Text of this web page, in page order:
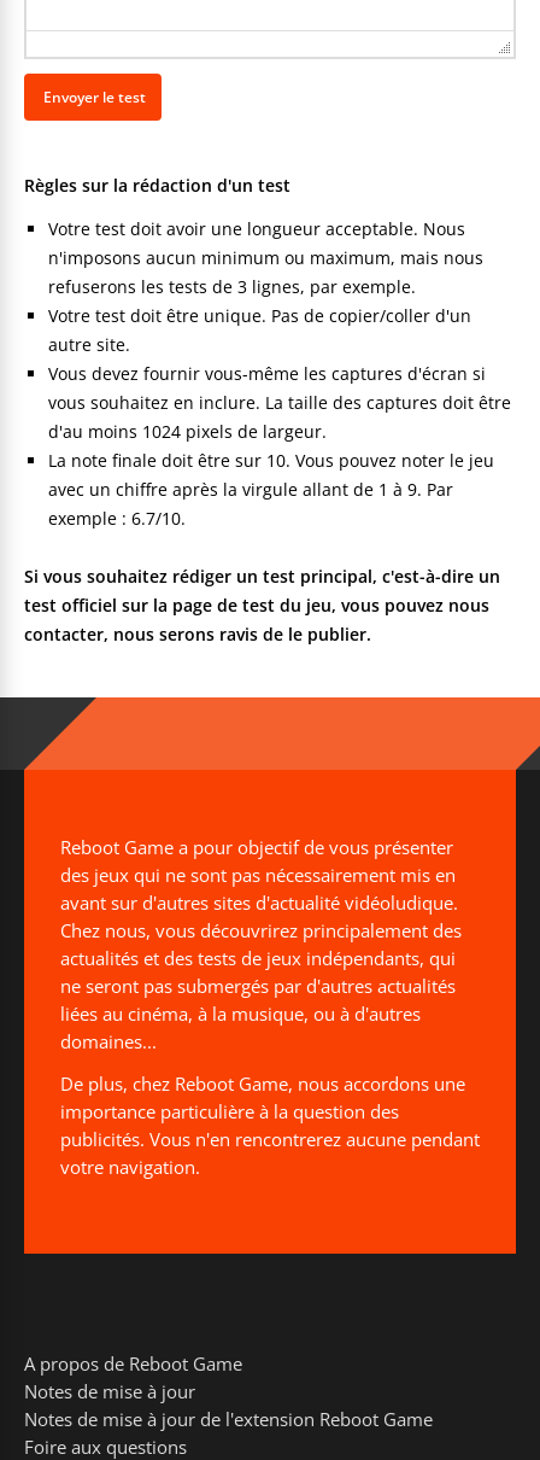
Règles sur la rédaction d'un test
Votre test doit avoir une longueur acceptable. Nous
n'imposons aucun minimum ou maximum, mais nous
refuserons les tests de 3 lignes, par exemple.
Votre test doit être unique. Pas de copier/coller d'un
autre site.
Vous devez fournir vous-même les captures d'écran si
vous souhaitez en inclure. La taille des captures doit être
d'au moins 1024 pixels de largeur.
La note finale doit être sur 10. Vous pouvez noter le jeu
avec un chiffre après la virgule allant de 1 à 9. Par
exemple : 6.7/10.
Si vous souhaitez rédiger un test principal, c'est-à-dire un
test officiel sur la page de test du jeu, vous pouvez nous
contacter, nous serons ravis de le publier.
Reboot Game a pour objectif de vous présenter
des jeux qui ne sont pas nécessairement mis en
avant sur d'autres sites d'actualité vidéoludique.
Chez nous, vous découvrirez principalement des
actualités et des tests de jeux indépendants, qui
ne seront pas submergés par d'autres actualités
liées au cinéma, à la musique, ou à d'autres
domaines...
De plus, chez Reboot Game, nous accordons une
importance particulière à la question des
publicités. Vous n'en rencontrerez aucune pendant
votre navigation.
A propos de Reboot Game
Notes de mise à jour
Notes de mise à jour de l'extension Reboot Game
Foire aux questions